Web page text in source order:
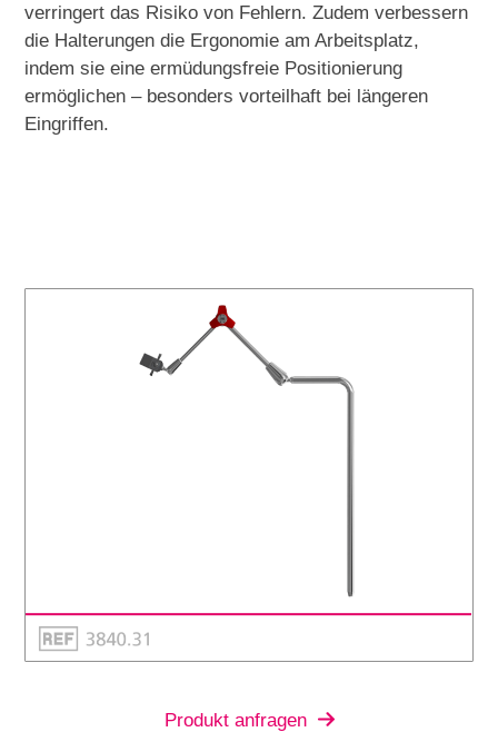
verringert das Risiko von Fehlern. Zudem verbessern
die Halterungen die Ergonomie am Arbeitsplatz,
indem sie eine ermüdungsfreie Positionierung
ermöglichen – besonders vorteilhaft bei längeren
Eingriffen.
Produkt anfragen